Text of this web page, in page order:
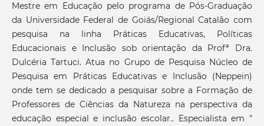
Mestre em Educação pelo programa de Pós-Graduação
da Universidade Federal de Goiás/Regional Catalão com
pesquisa na linha Práticas Educativas, Políticas
Educacionais e Inclusão sob orientação da Profª Dra.
Dulcéria Tartuci. Atua no Grupo de Pesquisa Núcleo de
Pesquisa em Práticas Educativas e Inclusão (Neppein)
onde tem se dedicado a pesquisar sobre a Formação de
Professores de Ciências da Natureza na perspectiva da
educação especial e inclusão escolar.. Especialista em "